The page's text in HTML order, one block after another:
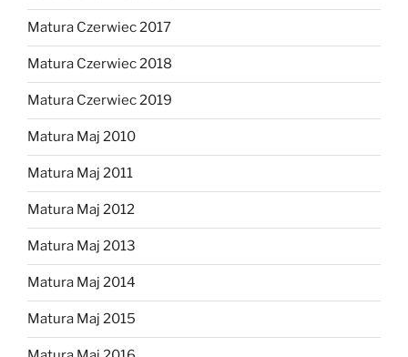
Matura Czerwiec 2017
Matura Czerwiec 2018
Matura Czerwiec 2019
Matura Maj 2010
Matura Maj 2011
Matura Maj 2012
Matura Maj 2013
Matura Maj 2014
Matura Maj 2015